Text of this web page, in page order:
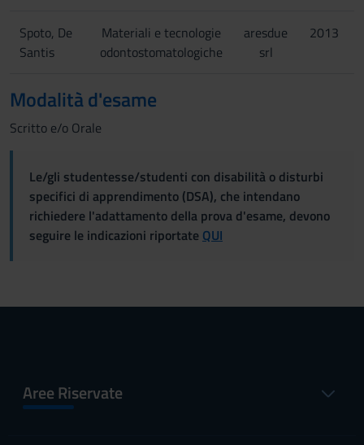
Spoto, De
Santis
Materiali e tecnologie
odontostomatologiche
aresdue
srl
2013
Modalità d'esame
Scritto e/o Orale
Le/gli studentesse/studenti con disabilità o disturbi
specifici di apprendimento (DSA), che intendano
richiedere l'adattamento della prova d'esame, devono
seguire le indicazioni riportate QUI
Aree Riservate